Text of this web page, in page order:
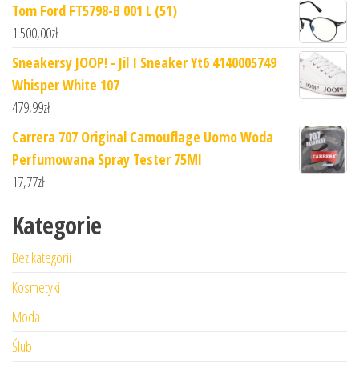
Tom Ford FT5798-B 001 L (51)
1 500,00zł
Sneakersy JOOP! - Jil I Sneaker Yt6 4140005749
Whisper White 107
479,99zł
Carrera 707 Original Camouflage Uomo Woda
Perfumowana Spray Tester 75Ml
17,77zł
Kategorie
Bez kategorii
Kosmetyki
Moda
Ślub